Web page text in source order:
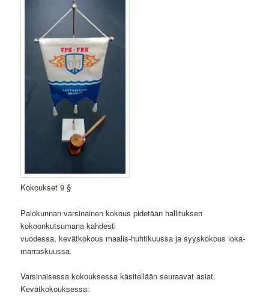
Kokoukset 9 §
Palokunnan varsinainen kokous pidetään hallituksen
kokoonkutsumana kahdesti
vuodessa, kevätkokous maalis-huhtikuussa ja syyskokous loka-
marraskuussa.
Varsinaisessa kokouksessa käsitellään seuraavat asiat.
Kevätkokouksessa: